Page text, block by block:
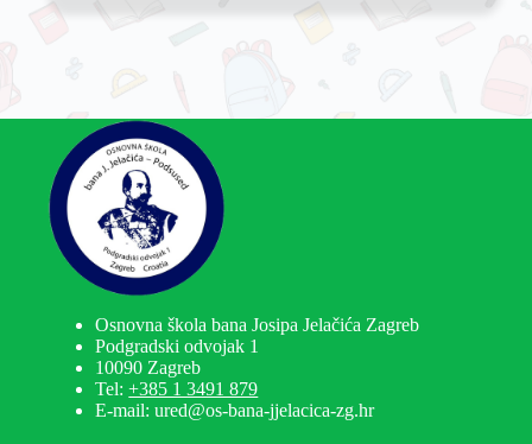
Osnovna škola bana Josipa Jelačića Zagreb
Podgradski odvojak 1
10090 Zagreb
Tel:+385 1 3491 879
E-mail: ured@os-bana-jjelacica-zg.hr